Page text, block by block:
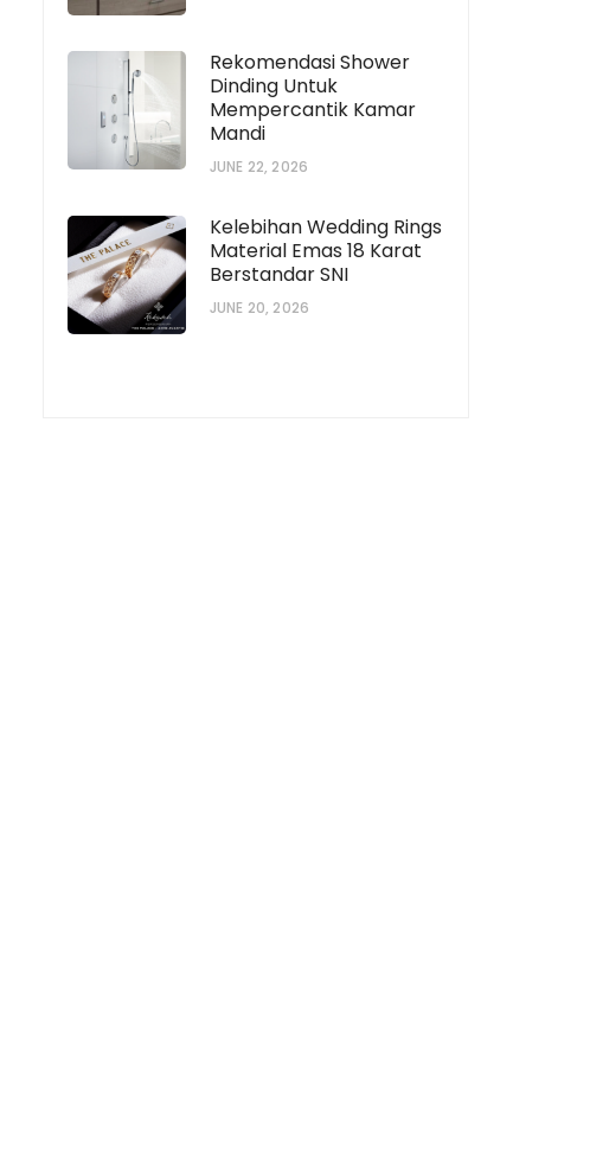
Rekomendasi Shower
Dinding Untuk
Mempercantik Kamar
Mandi
JUNE 22, 2026
Kelebihan Wedding Rings
Material Emas 18 Karat
Berstandar SNI
JUNE 20, 2026